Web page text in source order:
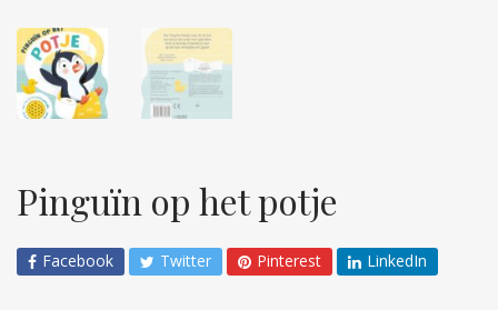
Pinguïn op het potje
Facebook Twitter Pinterest LinkedIn